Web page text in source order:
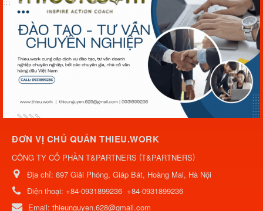
ĐƠN VỊ CHỦ QUẢN THIEU.WORK
CÔNG TY CỔ PHẦN T&PARTNERS (T&PARTNERS)
Địa chỉ: 897 Giải Phóng, Giáp Bát, Hoàng Mai, Hà Nội
Điện thoại: +84-0931899236 +84-0931899236
Email: thieunguyen.628@gmail.com